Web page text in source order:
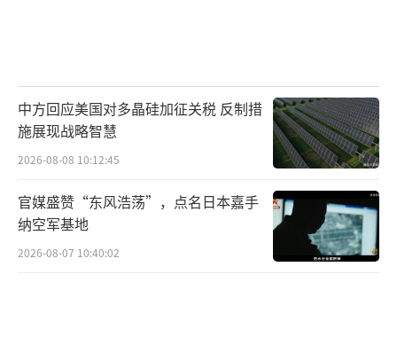
中方回应美国对多晶硅加征关税 反制措
施展现战略智慧
2026-08-08 10:12:45
官媒盛赞“东风浩荡”，点名日本嘉手
纳空军基地
2026-08-07 10:40:02